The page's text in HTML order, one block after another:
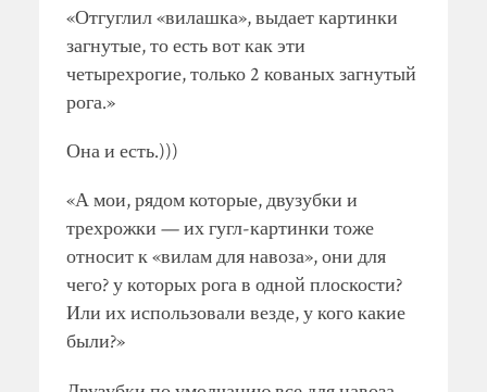
«Отгуглил «вилашка», выдает картинки
загнутые, то есть вот как эти
четырехрогие, только 2 кованых загнутый
рога.»
Она и есть.)))
«А мои, рядом которые, двузубки и
трехрожки — их гугл-картинки тоже
относит к «вилам для навоза», они для
чего? у которых рога в одной плоскости?
Или их использовали везде, у кого какие
были?»